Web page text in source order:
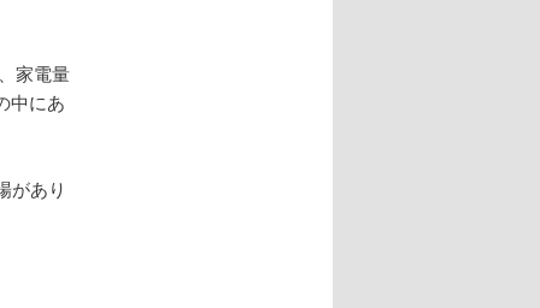
家電量
中にあ
があり